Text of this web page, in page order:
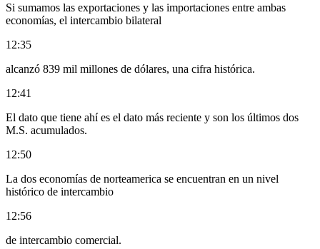
Si sumamos las exportaciones y las importaciones entre ambas
economías, el intercambio bilateral
12:35
alcanzó 839 mil millones de dólares, una cifra histórica.
12:41
El dato que tiene ahí es el dato más reciente y son los últimos dos
M.S. acumulados.
12:50
La dos economías de norteamerica se encuentran en un nivel
histórico de intercambio
12:56
de intercambio comercial.